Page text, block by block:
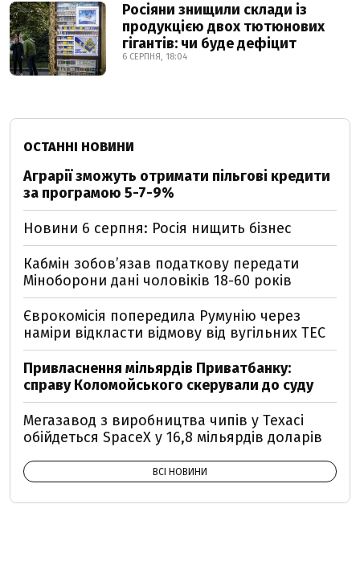
Росіяни знищили склади із
продукцією двох тютюнових
гігантів: чи буде дефіцит
6 СЕРПНЯ, 18:04
ОСТАННІ НОВИНИ
Аграрії зможуть отримати пільгові кредити
за програмою 5-7-9%
Новини 6 серпня: Росія нищить бізнес
Кабмін зобовʼязав податкову передати
Міноборони дані чоловіків 18-60 років
Єврокомісія попередила Румунію через
наміри відкласти відмову від вугільних ТЕС
Привласнення мільярдів Приватбанку:
справу Коломойського скерували до суду
Мегазавод з виробництва чипів у Техасі
обійдеться SpaceX у 16,8 мільярдів доларів
ВСІ НОВИНИ